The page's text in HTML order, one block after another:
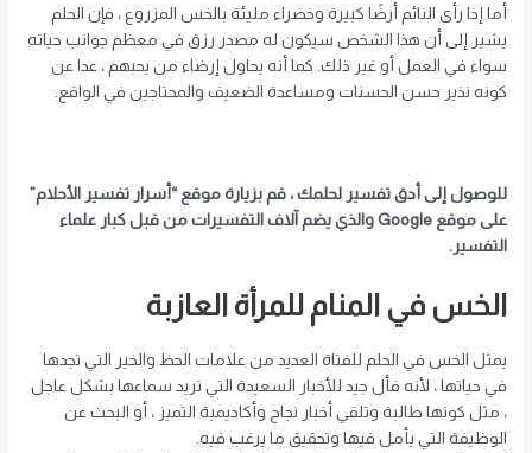
أما إذا رأى النائم أرضًا كبيرة وخضراء مليئة بالخس المزروع ، فإن الحلم
يشير إلى أن هذا الشخص سيكون له مصدر رزق في معظم جوانب حياته
سواء في العمل أو غير ذلك. كما أنه يحاول إرضاء من يحبهم ، عدا عن
كونه نذير حسن الحسنات ومساعدة الضعيف والمحتاجين في الواقع.
للوصول إلى أدق تفسير لحلمك ، قم بزيارة موقع “أسرار تفسير الأحلام”
على موقع Google والذي يضم آلاف التفسيرات من قبل كبار علماء
التفسير.
الخس في المنام للمرأة العازبة
يمثل الخس في الحلم للفتاة العديد من علامات الحظ والخير التي تجدها
في حياتها ، لأنه فأل جيد للأخبار السعيدة التي تريد سماعها بشكل عاجل
، مثل كونها طالبة وتلقي أخبار نجاح وأكاديمية التميز ، أو البحث عن
الوظيفة التي يأمل فيها وتحقيق ما يرغب فيه.